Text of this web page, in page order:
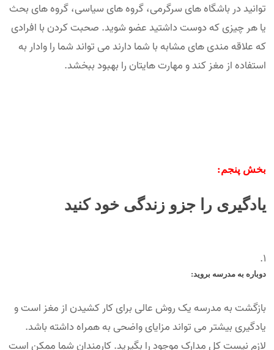
توانید در باشگاه های سرگرمی، گروه های سیاسی، گروه های بحث
یا هر چیزی که دوست داشتید عضو شوید. صحبت کردن با افرادی
که علاقه مندی های مشابه با شما دارند می تواند شما را وادار به
استفاده از مغز کند و مهارت هایتان را بهبود ببخشد.
بخش پنجم:
یادگیری را جزو زندگی خود کنید
دوباره به مدرسه بروید:
بازگشت به مدرسه یک روش عالی برای کار کشیدن از مغز است و
یادگیری بیشتر می تواند مزایای واضحی به همراه داشته باشد.
لازم نیست کل مدارک موجود را بگیرید. کارمندان شما ممکن است